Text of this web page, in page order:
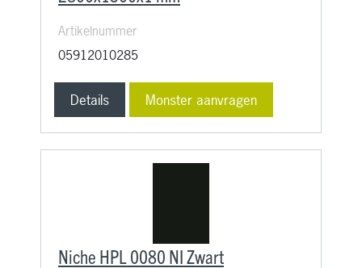
Artikelnummer
05912010285
Details Monster aanvragen
Niche HPL 0080 NI Zwart